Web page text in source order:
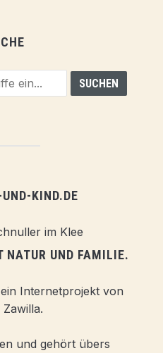
KIND.DE
NATUR UND FAMILIE.
Internetprojekt von
Zawilla.
und gehört übers